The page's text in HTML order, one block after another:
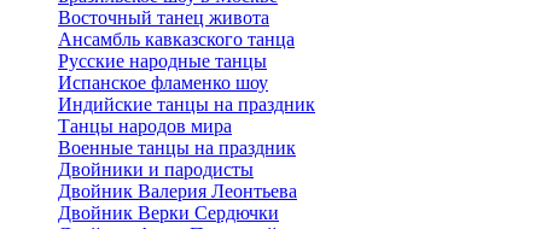
Восточный танец живота
Ансамбль кавказского танца
Русские народные танцы
Испанское фламенко шоу
Индийские танцы на праздник
Танцы народов мира
Военные танцы на праздник
Двойники и пародисты
Двойник Валерия Леонтьева
Двойник Верки Сердючки